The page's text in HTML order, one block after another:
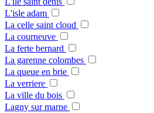
L'isle adam
La celle saint cloud
La courneuve
La ferte bernard
La garenne colombes
La queue en brie
La verriere
La ville du bois
Lagny sur marne